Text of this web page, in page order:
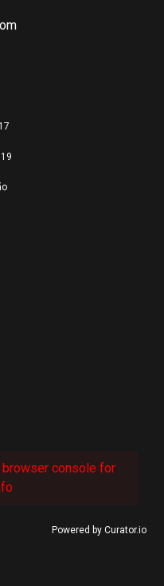
browser console for
Powered by Curator.io